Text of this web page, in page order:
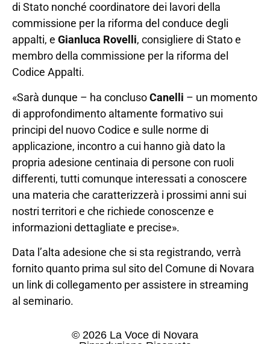
di Stato nonché coordinatore dei lavori della
commissione per la riforma del conduce degli
appalti, e Gianluca Rovelli, consigliere di Stato e
membro della commissione per la riforma del
Codice Appalti.
«Sarà dunque – ha conclusoCanelli – un momento
di approfondimento altamente formativo sui
principi del nuovo Codice e sulle norme di
applicazione, incontro a cui hanno già dato la
propria adesione centinaia di persone con ruoli
differenti, tutti comunque interessati a conoscere
una materia che caratterizzerà i prossimi anni sui
nostri territori e che richiede conoscenze e
informazioni dettagliate e precise».
Data l’alta adesione che si sta registrando, verrà
fornito quanto prima sul sito del Comune di Novara
un link di collegamento per assistere in streaming
al seminario.
© 2026 La Voce di Novara